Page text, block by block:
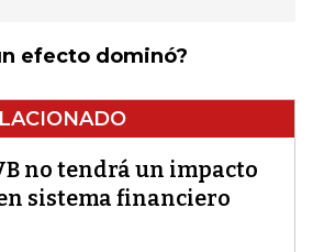
efecto dominó?
no tendrá un impacto
sistema financiero